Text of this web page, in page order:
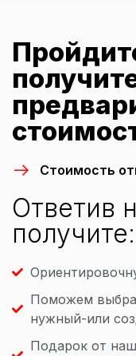
Стоимость
Ответив
получите:
Поможем
нужный-или
Подарок от